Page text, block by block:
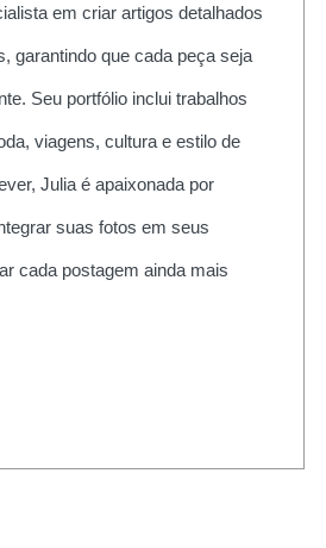
em criar artigos detalhados
garantindo que cada peça seja
Seu portfólio inclui trabalhos
viagens, cultura e estilo de
Julia é apaixonada por
suas fotos em seus
cada postagem ainda mais